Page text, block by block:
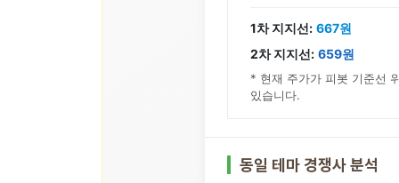
1차 지지선: 667원
2차 지지선: 659원
* 현재 주가가 피봇 기준선
있습니다.
동일 테마 경쟁사 분석